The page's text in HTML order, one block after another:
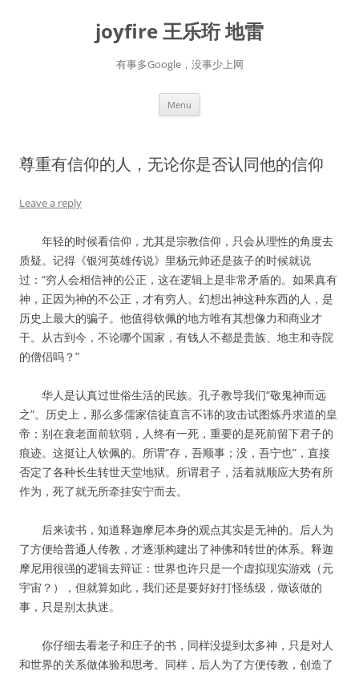
joyfire 王乐珩 地雷
有事多Google，没事少上网
Menu
尊重有信仰的人，无论你是否认同他的信仰
Leave a reply
年轻的时候看信仰，尤其是宗教信仰，只会从理性的角度去
质疑。记得《银河英雄传说》里杨元帅还是孩子的时候就说
过：“穷人会相信神的公正，这在逻辑上是非常矛盾的。如果真有
神，正因为神的不公正，才有穷人。幻想出神这种东西的人，是
历史上最大的骗子。他值得钦佩的地方唯有其想像力和商业才
干。从古到今，不论哪个国家，有钱人不都是贵族、地主和寺院
的僧侣吗？”
华人是认真过世俗生活的民族。孔子教导我们“敬鬼神而远
之”。历史上，那么多儒家信徒直言不讳的攻击试图炼丹求道的皇
帝：别在衰老面前软弱，人终有一死，重要的是死前留下君子的
痕迹。这挺让人钦佩的。所谓“存，吾顺事；没，吾宁也”，直接
否定了各种长生转世天堂地狱。所谓君子，活着就顺应大势有所
作为，死了就无所牵挂安宁而去。
后来读书，知道释迦摩尼本身的观点其实是无神的。后人为
了方便给普通人传教，才逐渐构建出了神佛和转世的体系。释迦
摩尼用很强的逻辑去辩证：世界也许只是一个虚拟现实游戏（元
宇宙？），但就算如此，我们还是要好好打怪练级，做该做的
事，只是别太执迷。
你仔细去看老子和庄子的书，同样没提到太多神，只是对人
和世界的关系做体验和思考。同样，后人为了方便传教，创造了